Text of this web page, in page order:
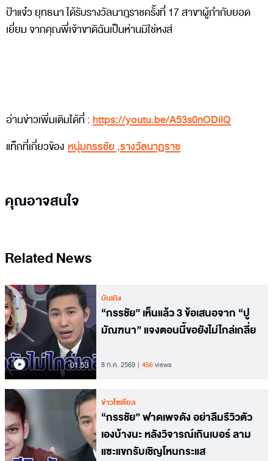
ป้าแจ๋ว ยุทธนา ได้รับรางวัลนาฎราชครั้งที่ 17 สาขาผู้กำกับยอด
เยี่ยม จากคุณพี่เจ้าขาดิฉันเป็นห่านมิใช่หงส์
อ่านข่าวเพิ่มเติมได้ที่ : https://youtu.be/A53s0nODilQ
แท็กที่เกี่ยวข้อง หนุ่มกรรชัย,รางวัลนาฏราช
คุณอาจสนใจ
Related News
01.53
บันเทิง
“กรรชัย” เห็นแล้ว 3 ข้อเสนอจาก “ปู
มัณฑนา” แจงตอนนี้ขอยังไม่ไกล่เกลี่ย
8 ก.ค. 2569 456views
ข่าวโซเชียล
“กรรชัย” ฟาดเพจดัง อย่าลืมรีวิวตัว
เองบ้างนะ หลังวิจารณ์เกินเบอร์ ลาม
แซะแขกรับเชิญโหนกระแส